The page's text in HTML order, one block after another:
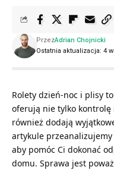
Ostatnia aktualizacja: 4
PrzezAdrian Chojnicki
Rolety dzień-noc i plisy
oferują nie tylko kontrolę
również dodają
artykule
aby pomóc Ci dokonać
domu. Sprawa jest